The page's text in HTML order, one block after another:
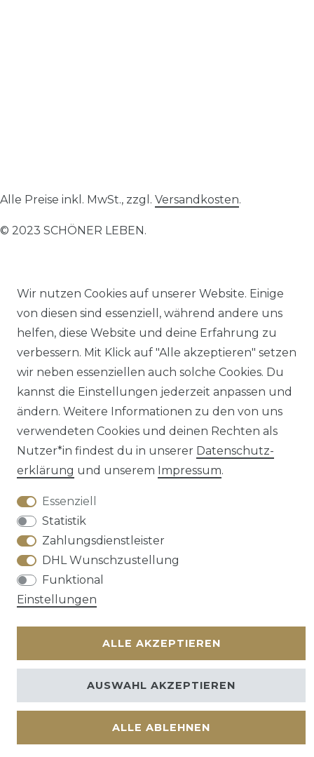
Wir nutzen Cookies auf unserer Website. Einige
von diesen sind essenziell, während andere uns
helfen, diese Website und deine Erfahrung zu
verbessern. Mit Klick auf "Alle akzeptieren" setzen
wir neben essenziellen auch solche Cookies. Du
kannst die Einstellungen jederzeit anpassen und
ändern. Weitere Informationen zu den von uns
verwendeten Cookies und deinen Rechten als
Nutzer*in findest du in unserer Daten­schutz­
erklärung und unserem Impressum.
Essenziell
Statistik
Zahlungsdienstleister
DHL Wunschzustellung
Funktional
Einstellungen
ALLE AKZEPTIEREN
ALLE ABLEHNEN
AUSWAHL AKZEPTIEREN
Alle Preise inkl. MwSt., zzgl. Versandkosten.
© 2023 SCHÖNER LEBEN.
Impressum Daten­schutz­erklärung AGB
Barrierefreiheitserklärung Widerrufs­recht
VERTRAG WIDERRUFEN